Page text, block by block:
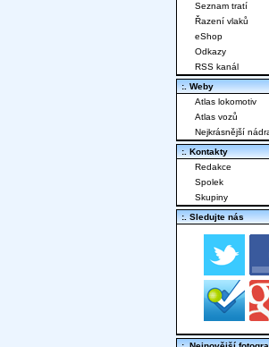
Seznam tratí
Řazení vlaků
eShop
Odkazy
RSS kanál
:. Weby
Atlas lokomotiv
Atlas vozů
Nejkrásnější
:. Kontakty
Redakce
Spolek
Skupiny
:. Sledujte nás